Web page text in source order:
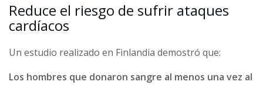
Reduce el riesgo de sufrir ataques
cardíacos
Un estudio realizado en Finlandia demostró que:
Los hombres que donaron sangre al menos una vez al